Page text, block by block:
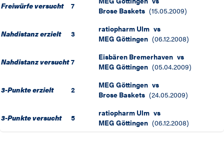
Freiwürfe versucht 7
Brose Baskets (15.05.2009)
Nahdistanz erzielt 3 ratiopharm Ulm vs
MEG Göttingen (06.12.2008)
Nahdistanz versucht 7 Eisbären Bremerhaven vs
MEG Göttingen (05.04.2009)
3-Punkte erzielt 2 MEG Göttingen vs
Brose Baskets (24.05.2009)
3-Punkte versucht 5 ratiopharm Ulm vs
MEG Göttingen (06.12.2008)